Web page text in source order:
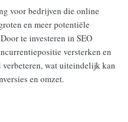
voor bedrijven die online
en meer potentiële
te investeren in SEO
versterken en
wat uiteindelijk kan
en omzet.